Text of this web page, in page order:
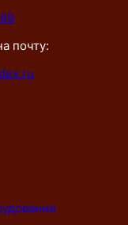
почту: